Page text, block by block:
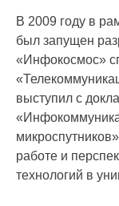
В 2009 году в
был запущен
«Инфокосмос»
выступил с
работе и
технологий в